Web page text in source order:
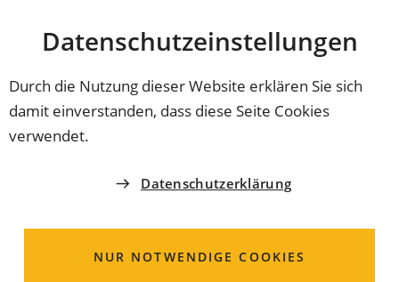
Datenschutz­einstellungen
Durch die Nutzung dieser Website erklären Sie sich
damit einverstanden, dass diese Seite Cookies
verwendet.
Datenschutzerklärung
NUR NOTWENDIGE COOKIES
INHALT ANSPRINGEN
Coburg